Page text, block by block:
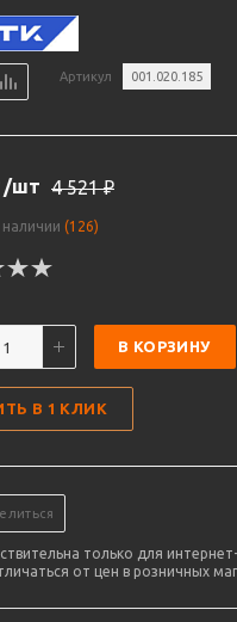
Артикул 001.020.185
/шт 4 521₽
наличии (126)
В КОРЗИНУ
В 1 КЛИК
только для
от цен в розничных